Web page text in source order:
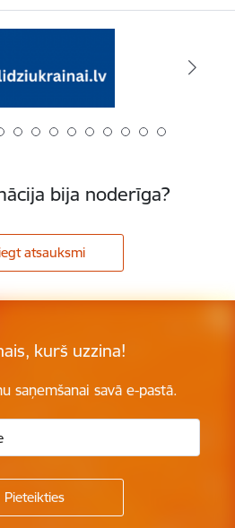
bija noderīga?
atsauksmi
kurš uzzina!
saņemšanai savā e-pastā.